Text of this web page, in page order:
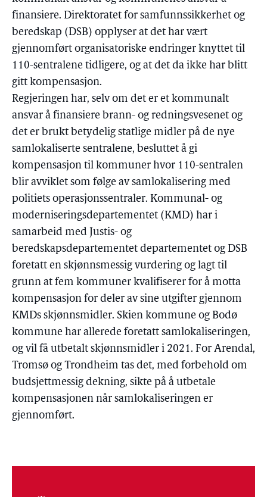
finansiere. Direktoratet for samfunnssikkerhet og
beredskap (DSB) opplyser at det har vært
gjennomført organisatoriske endringer knyttet til
110-sentralene tidligere, og at det da ikke har blitt
gitt kompensasjon.
Regjeringen har, selv om det er et kommunalt
ansvar å finansiere brann- og redningsvesenet og
det er brukt betydelig statlige midler på de nye
samlokaliserte sentralene, besluttet å gi
kompensasjon til kommuner hvor 110-sentralen
blir avviklet som følge av samlokalisering med
politiets operasjonssentraler. Kommunal- og
moderniseringsdepartementet (KMD) har i
samarbeid med Justis- og
beredskapsdepartementet departementet og DSB
foretatt en skjønnsmessig vurdering og lagt til
grunn at fem kommuner kvalifiserer for å motta
kompensasjon for deler av sine utgifter gjennom
KMDs skjønnsmidler. Skien kommune og Bodø
kommune har allerede foretatt samlokaliseringen,
og vil få utbetalt skjønnsmidler i 2021. For Arendal,
Tromsø og Trondheim tas det, med forbehold om
budsjettmessig dekning, sikte på å utbetale
kompensasjonen når samlokaliseringen er
gjennomført.